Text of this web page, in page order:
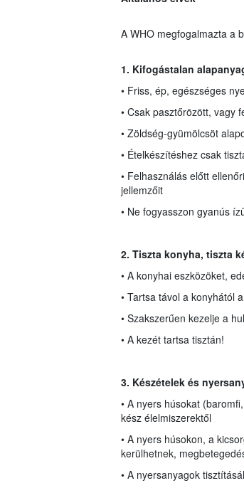
A WHO megfogalmazta a
1. Kifogástalan
• Friss, ép, egészséges
• Csak pasztőrözött, vagy
• Zöldség-gyümölcsöt
• Ételkészítéshez csak
• Felhasználás előtt
jellemzőit
• Ne fogyasszon gyanús
2. Tiszta konyha, tiszta
• A konyhai eszközöket,
• Tartsa távol a konyhától
• Szakszerűen kezelje a
• A kezét tartsa tisztán!
3. Készételek és
• A nyers húsokat
kész élelmiszerektől
• A nyers húsokon, a
kerülhetnek,
• A nyersanyagok